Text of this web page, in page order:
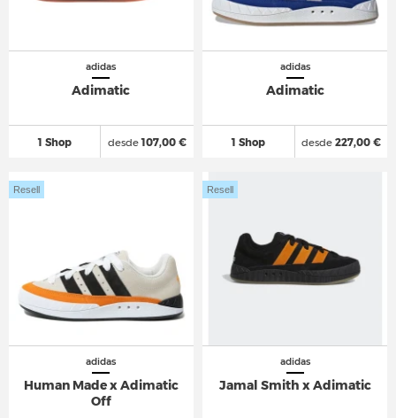
adidas
Adimatic
1 Shop desde107,00 €
adidas
Adimatic
1 Shop desde227,00 €
adidas
Human Made x Adimatic
Off
Resell
adidas
Jamal Smith x Adimatic
Resell